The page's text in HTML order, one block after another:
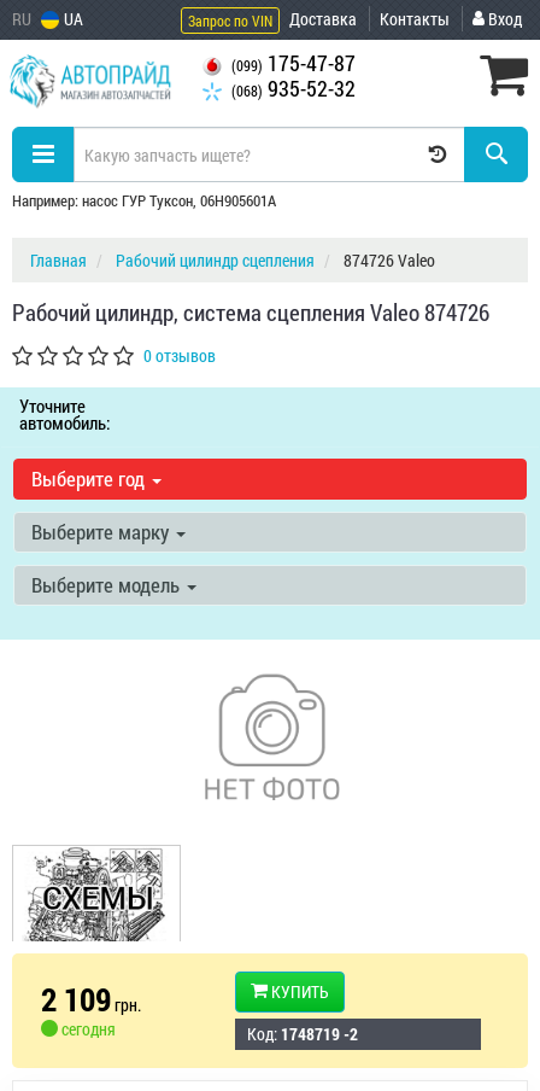
RU UA Запрос по VIN Доставка Контакты Вход
(099) 175-47-87
(068) 935-52-32
Например: насос ГУР Туксон, 06H905601A
Главная Рабочий цилиндр сцепления 874726 Valeo
Рабочий цилиндр, система сцепления Valeo 874726
0 отзывов
Уточните
автомобиль:
Выберите год
Выберите марку
Выберите модель
2 109грн.
сегодня
КУПИТЬ
Код: 1748719 -2